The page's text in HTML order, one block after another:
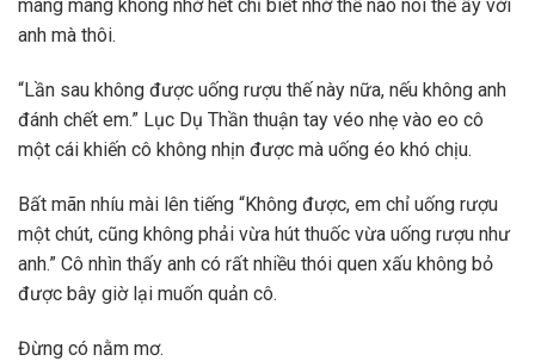
màng màng không nhớ hết chỉ biết nhớ thế nào nói thế ấy với
anh mà thôi.
“Lần sau không được uống rượu thế này nữa, nếu không anh
đánh chết em.” Lục Dụ Thần thuận tay véo nhẹ vào eo cô
một cái khiến cô không nhịn được mà uống éo khó chịu.
Bất mãn nhíu mài lên tiếng “Không được, em chỉ uống rượu
một chút, cũng không phải vừa hút thuốc vừa uống rượu như
anh.” Cô nhìn thấy anh có rất nhiều thói quen xấu không bỏ
được bây giờ lại muốn quản cô.
Đừng có nằm mơ.